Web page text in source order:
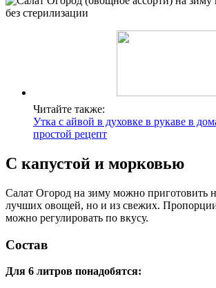
Читайте также:
Утка с айвой в духовке в рукаве в
простой рецепт
С капустой и морковью
Салат Огород на зиму можно приготовить
лучших овощей, но и из свежих. Пропорции
можно регулировать по вкусу.
Состав
Для 6 литров понадобятся: